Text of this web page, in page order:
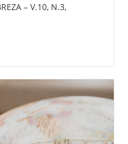
– V.10, N.3,